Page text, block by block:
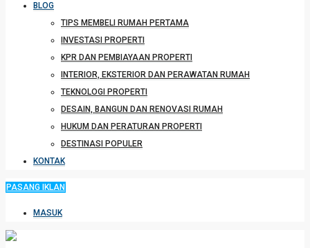
BLOG
TIPS MEMBELI RUMAH PERTAMA
INVESTASI PROPERTI
KPR DAN PEMBIAYAAN PROPERTI
INTERIOR, EKSTERIOR DAN PERAWATAN RUMAH
TEKNOLOGI PROPERTI
DESAIN, BANGUN DAN RENOVASI RUMAH
HUKUM DAN PERATURAN PROPERTI
DESTINASI POPULER
KONTAK
PASANG IKLAN
MASUK